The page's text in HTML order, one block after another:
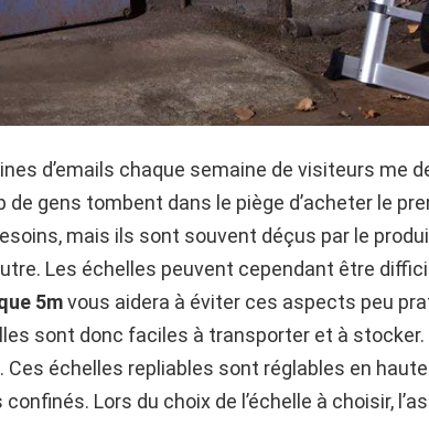
d’emails chaque semaine de visiteurs me
de gens tombent dans le piège d’acheter le
mais ils sont souvent déçus par le
Les échelles peuvent cependant être
5mvous aidera à éviter ces aspects peu
sont donc faciles à transporter et à
Ces échelles repliables sont réglables en
Lors du choix de l’échelle à choisir,